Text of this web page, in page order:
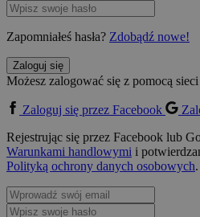
Zapomniałeś hasła? Zdobądź nowe!
Zaloguj się
Możesz zalogować się z pomocą
Zaloguj się przez Facebook
Rejestrując się przez Facebook lub
Warunkami handlowymi i
Polityką ochrony danych osobowych.